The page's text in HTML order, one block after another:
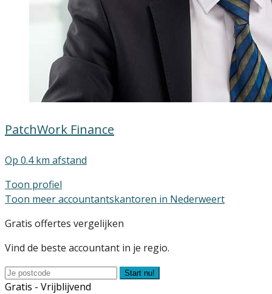
PatchWork Finance
Op 0.4 km afstand
Toon profiel
Toon meer accountantskantoren in Nederweert
Gratis offertes vergelijken
Vind de beste accountant in je regio.
Start nu!
Gratis - Vrijblijvend